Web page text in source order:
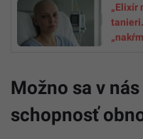
„Elixír
Možno sa v
schopnosť